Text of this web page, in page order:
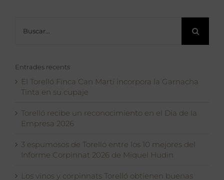
Entrades recents
El Torelló Finca Can Martí incorpora la Garnacha
Tinta en su cupaje
Torelló recibe un reconocimiento en el Dia de la
Empresa 2026
3 espumosos de Torelló entre los 10 mejores del
Informe Corpinnat 2026 de Miquel Hudin
Los vinos y corpinnats Torelló obtienen buenas